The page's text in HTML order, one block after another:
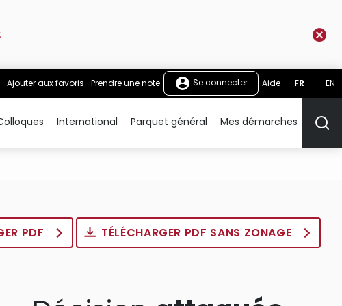
Ajouter aux favoris Prendre une note Se connecter Aide FR EN
International Parquet général Mes démarches
PDF TÉLÉCHARGER PDF SANS ZONAGE